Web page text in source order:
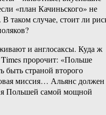
«план Качиньского» не
таком случае, стоит ли
и англосаксы. Куда ж
пророчит: «Польше
быть страной второго
миссия… Альянс должен
Польшей самой мощной